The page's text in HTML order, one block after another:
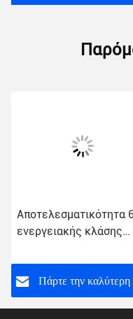
Αποτελεσματικότητα
ενεργειακής κλάσης
προσαρμογός USB με
εισροή
ρεύματος για
Πάρτε την καλύτερη